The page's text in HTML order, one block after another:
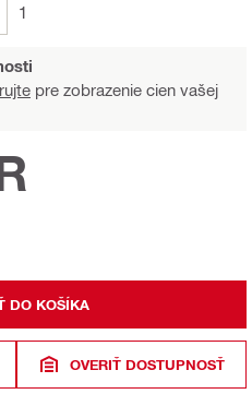
1
pre zobrazenie cien vašej
DO KOŠÍKA
OVERIŤ DOSTUPNOSŤ